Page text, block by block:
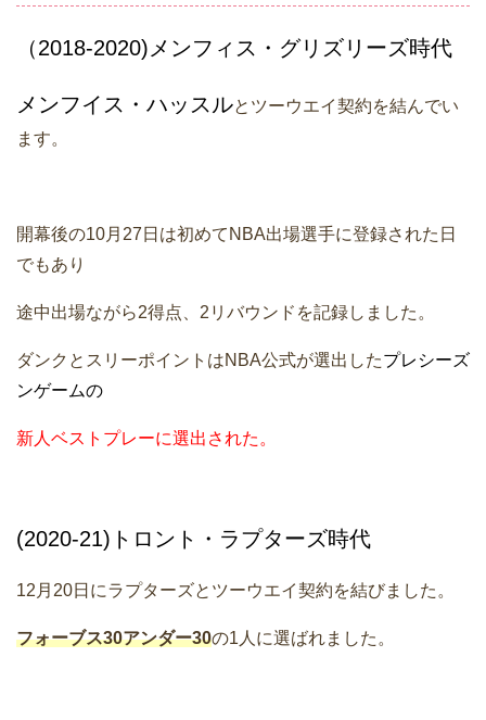
（2018-2020)メンフィス・グリズリーズ時代
メンフイス・ハッスルとツーウエイ契約を結んでい
ます。
開幕後の10月27日は初めてNBA出場選手に登録された日
でもあり
途中出場ながら2得点、2リバウンドを記録しました。
ダンクとスリーポイントはNBA公式が選出したプレシーズ
ンゲームの
新人ベストプレーに選出された。
(2020-21)トロント・ラプターズ時代
12月20日にラプターズとツーウエイ契約を結びました。
フォーブス30アンダー30の1人に選ばれました。